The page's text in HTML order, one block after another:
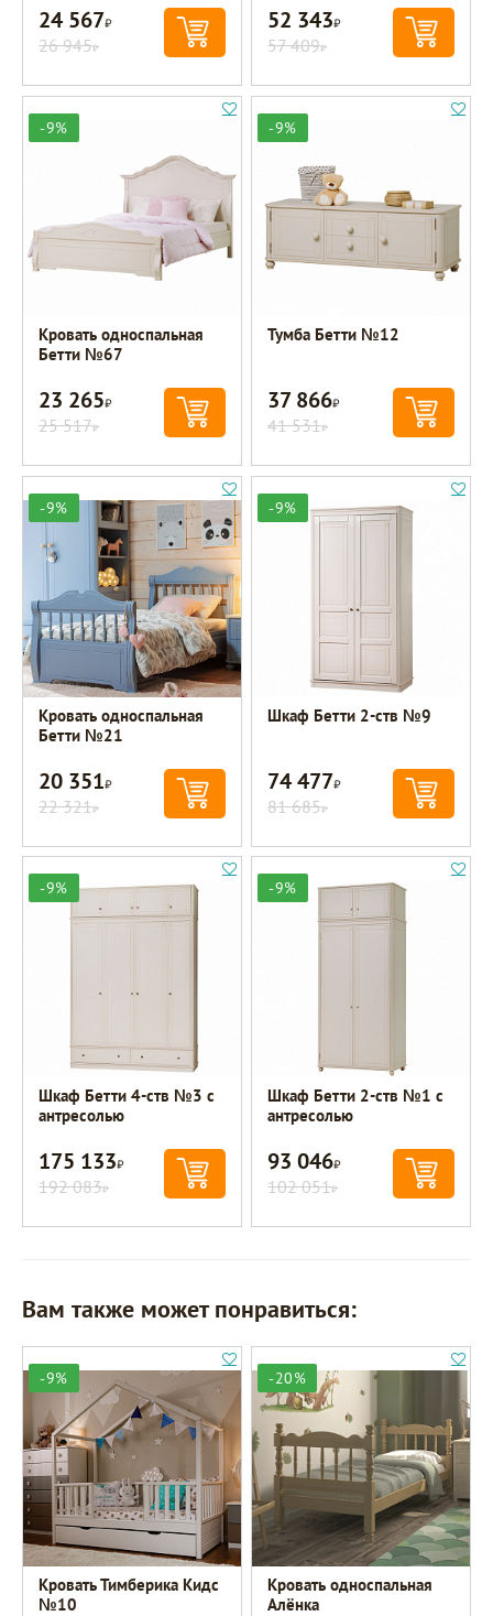
24 567Р
26 945Р
52 343Р
57 409Р
-9%
Кровать односпальная
Бетти №67
23 265Р
25 517Р
-9%
Тумба Бетти №12
37 866Р
41 531Р
-9%
Кровать односпальная
Бетти №21
20 351Р
22 321Р
-9%
Шкаф Бетти 2-ств №9
74 477Р
81 685Р
-9%
Шкаф Бетти 4-ств №3 с
антресолью
175 133Р
192 083Р
-9%
Шкаф Бетти 2-ств №1 с
антресолью
93 046Р
102 051Р
Вам также может понравиться:
-9%
Кровать Тимберика Кидс
№10
-20%
Кровать односпальная
Алёнка